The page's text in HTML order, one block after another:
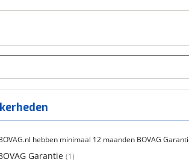
hebben minimaal 12 maanden BOVAG
Garantie (1)